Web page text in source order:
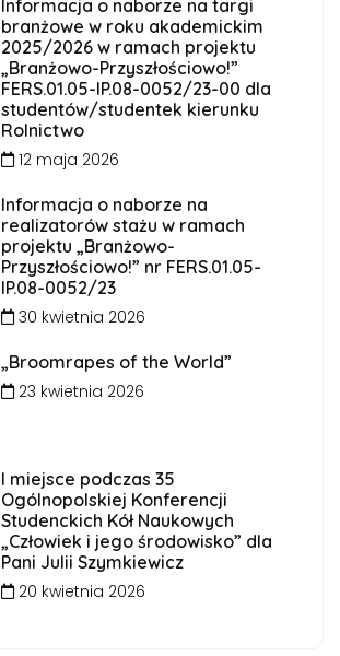
Informacja o naborze na targi
branżowe w roku akademickim
2025/2026 w ramach projektu
„Branżowo-Przyszłościowo!”
FERS.01.05-IP.08-0052/23-00 dla
studentów/studentek kierunku
Rolnictwo
12 maja 2026
Informacja o naborze na
realizatorów stażu w ramach
projektu „Branżowo-
Przyszłościowo!” nr FERS.01.05-
IP.08-0052/23
30 kwietnia 2026
„Broomrapes of the World”
23 kwietnia 2026
I miejsce podczas 35
Ogólnopolskiej Konferencji
Studenckich Kół Naukowych
„Człowiek i jego środowisko” dla
Pani Julii Szymkiewicz
20 kwietnia 2026